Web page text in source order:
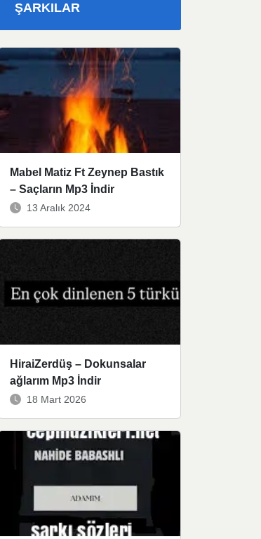
ŞARKILAR
Mabel Matiz Ft Zeynep Bastık
– Saçların Mp3 İndir
13 Aralık 2024
HiraiZerdüş – Dokunsalar
ağlarım Mp3 İndir
18 Mart 2026